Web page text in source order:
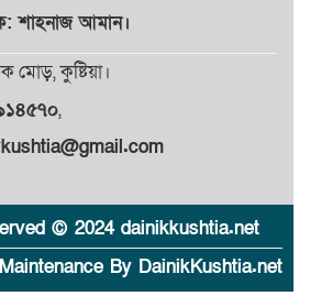
শাহনাজ আমান।
মোড়, কুষ্টিয়া।
,
© 2024 dainikkushtia.net
Maintenance By DainikKushtia.net